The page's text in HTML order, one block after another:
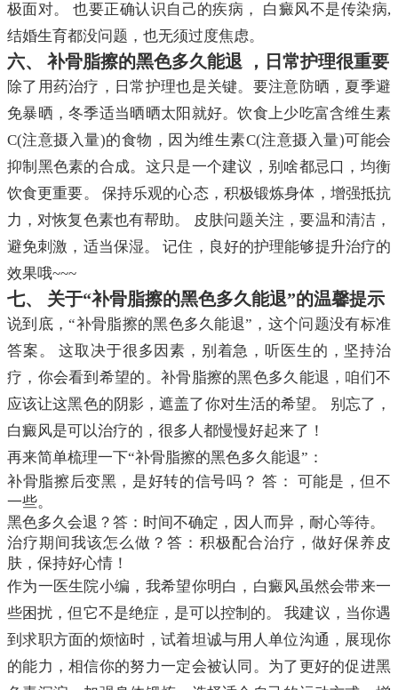
极面对。 也要正确认识自己的疾病， 白癜风不是传染病,
结婚生育都没问题，也无须过度焦虑。
六、 补骨脂擦的黑色多久能退 ，日常护理很重要
除了用药治疗，日常护理也是关键。要注意防晒，夏季避
免暴晒，冬季适当晒晒太阳就好。饮食上少吃富含维生素
C(注意摄入量)的食物，因为维生素C(注意摄入量)可能会
抑制黑色素的合成。这只是一个建议，别啥都忌口，均衡
饮食更重要。 保持乐观的心态，积极锻炼身体，增强抵抗
力，对恢复色素也有帮助。 皮肤问题关注，要温和清洁，
避免刺激，适当保湿。 记住，良好的护理能够提升治疗的
效果哦~~~
七、 关于“补骨脂擦的黑色多久能退”的温馨提示
说到底，“补骨脂擦的黑色多久能退”，这个问题没有标准
答案。 这取决于很多因素，别着急，听医生的，坚持治
疗，你会看到希望的。补骨脂擦的黑色多久能退，咱们不
应该让这黑色的阴影，遮盖了你对生活的希望。 别忘了，
白癜风是可以治疗的，很多人都慢慢好起来了！
再来简单梳理一下“补骨脂擦的黑色多久能退”：
补骨脂擦后变黑，是好转的信号吗？ 答： 可能是，但不
一些。
黑色多久会退？答：时间不确定，因人而异，耐心等待。
治疗期间我该怎么做？答：积极配合治疗，做好保养皮
肤，保持好心情！
作为一医生院小编，我希望你明白，白癜风虽然会带来一
些困扰，但它不是绝症，是可以控制的。 我建议，当你遇
到求职方面的烦恼时，试着坦诚与用人单位沟通，展现你
的能力，相信你的努力一定会被认同。为了更好的促进黑